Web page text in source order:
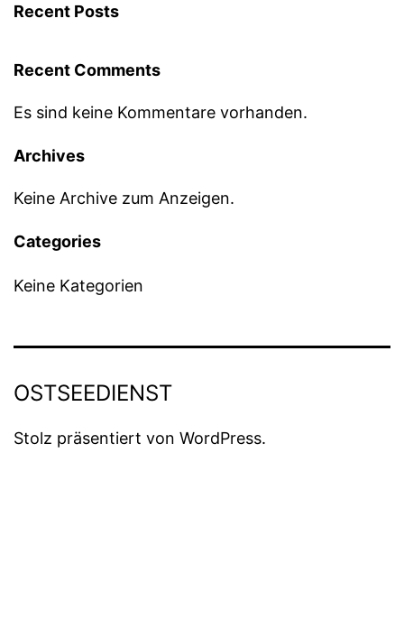
Recent Posts
Recent Comments
Es sind keine Kommentare vorhanden.
Archives
Keine Archive zum Anzeigen.
Categories
Keine Kategorien
OSTSEEDIENST
Stolz präsentiert von WordPress.